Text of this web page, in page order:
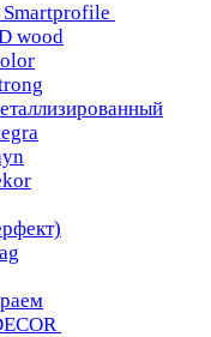
wood